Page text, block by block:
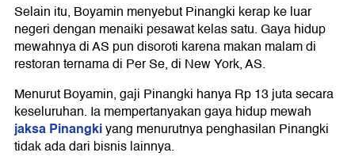
Selain itu, Boyamin menyebut Pinangki kerap ke luar
negeri dengan menaiki pesawat kelas satu. Gaya hidup
mewahnya di AS pun disoroti karena makan malam di
restoran ternama di Per Se, di New York, AS.
Menurut Boyamin, gaji Pinangki hanya Rp 13 juta secara
keseluruhan. Ia mempertanyakan gaya hidup mewah
jaksa Pinangkiyang menurutnya penghasilan Pinangki
tidak ada dari bisnis lainnya.